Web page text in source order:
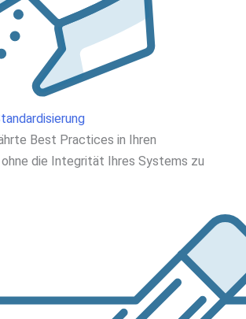
Best Practices in Ihren
die Integrität Ihres Systems zu